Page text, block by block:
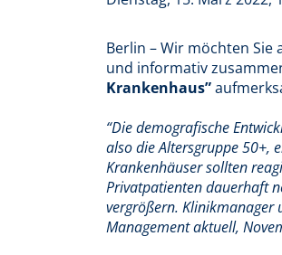
Berlin – Wir möchten
und informativ
Krankenhaus”
“Die demografische
also die Altersgruppe 50+,
Krankenhäuser sollten
Privatpatienten dauerhaft
vergrößern. Klinikmanager
Management aktuell,